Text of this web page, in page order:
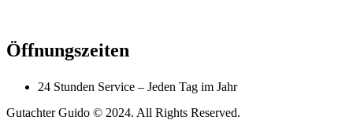
Öffnungszeiten
24 Stunden Service – Jeden Tag im Jahr
Gutachter Guido © 2024. All Rights Reserved.